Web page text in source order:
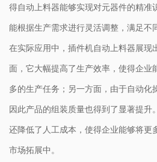
得自动上料器能够实现对元器件的精准
能根据生产需求进行灵活调整，满足不
在实际应用中，插件机自动上料器展现
面，它大幅提高了生产效率，使得企业
多的生产任务；另一方面，由于自动化
因此产品的组装质量也得到了显著提升
还降低了人工成本，使得企业能够将更
市场拓展中。